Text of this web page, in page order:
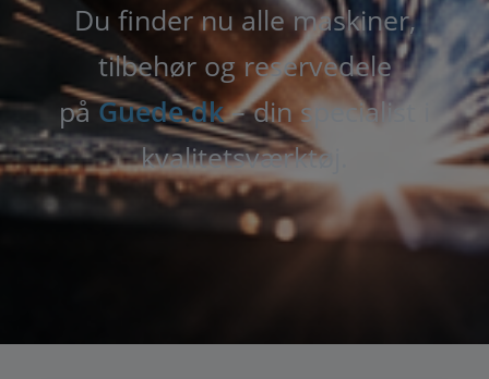
Du finder nu alle maskiner,
tilbehør og reservedele
påGuede.dk– din specialist i
kvalitetsværktøj.